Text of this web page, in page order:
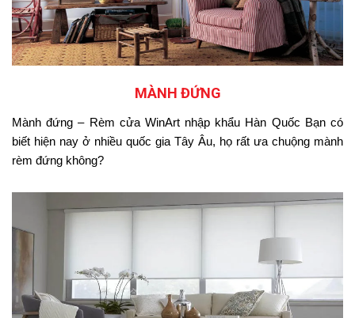
MÀNH ĐỨNG
Mành đứng – Rèm cửa WinArt nhập khẩu Hàn Quốc Bạn có
biết hiện nay ở nhiều quốc gia Tây Âu, họ rất ưa chuộng mành
rèm đứng không?